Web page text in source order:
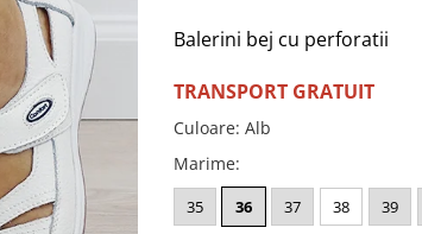
Balerini bej cu perforatii
TRANSPORT GRATUIT
Culoare: Alb
Marime:
35 36 37 38 39